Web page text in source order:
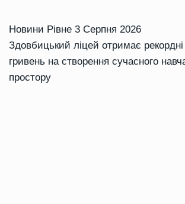
Новини Рівне 3 Серпня 2026
Здовбицький ліцей отримає
гривень на створення сучасного
простору